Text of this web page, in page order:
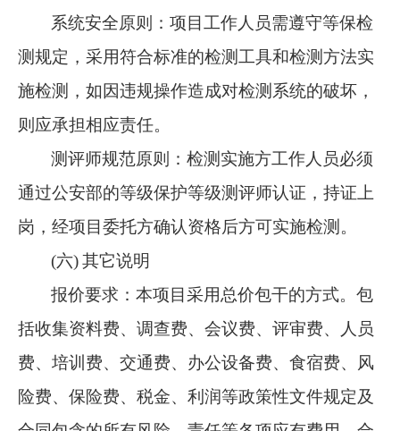
系统安全原则：项目工作人员需遵守等保检
测规定，采用符合标准的检测工具和检测方法实
施检测，如因违规操作造成对检测系统的破坏，
则应承担相应责任。
测评师规范原则：检测实施方工作人员必须
通过公安部的等级保护等级测评师认证，持证上
岗，经项目委托方确认资格后方可实施检测。
(六)其它说明
报价要求：本项目采用总价包干的方式。包
括收集资料费、调查费、会议费、评审费、人员
费、培训费、交通费、办公设备费、食宿费、风
险费、保险费、税金、利润等政策性文件规定及